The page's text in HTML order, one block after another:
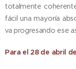
totalmente
fácil una mayoría
va progresando ese
Para el 28 de abril